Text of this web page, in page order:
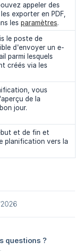
appeler des
exporter en PDF,
les paramètres.
le poste de
d'envoyer un e-
parmi lesquels
créés via les
vous
de la
jour.
et de fin et
planification vers la
questions ?